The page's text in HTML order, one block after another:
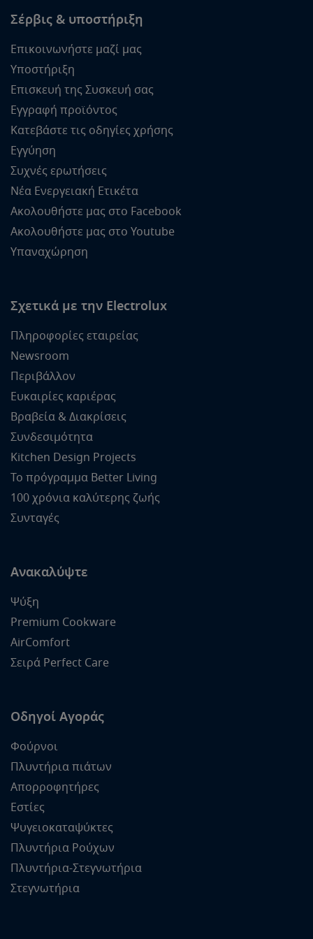
Σέρβις & υποστήριξη
Επικοινωνήστε μαζί μας
Υποστήριξη
Επισκευή της Συσκευή σας
Εγγραφή προϊόντος
Κατεβάστε τις οδηγίες χρήσης
Εγγύηση
Συχνές ερωτήσεις
Νέα Ενεργειακή Ετικέτα
Ακολουθήστε μας στο Facebook
Ακολουθήστε μας στο Youtube
Υπαναχώρηση
Σχετικά με την Electrolux
Πληροφορίες εταιρείας
Newsroom
Περιβάλλον
Ευκαιρίες καριέρας
Βραβεία & Διακρίσεις
Συνδεσιμότητα
Kitchen Design Projects
Το πρόγραμμα Better Living
100 χρόνια καλύτερης ζωής
Συνταγές
Ανακαλύψτε
Ψύξη
Premium Cookware
AirComfort
Σειρά Perfect Care
Οδηγοί Αγοράς
Φούρνοι
Πλυντήρια πιάτων
Απορροφητήρες
Εστίες
Ψυγειοκαταψύκτες
Πλυντήρια Ρούχων
Πλυντήρια-Στεγνωτήρια
Στεγνωτήρια